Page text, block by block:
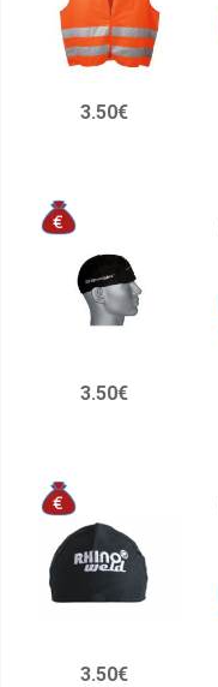
3.50€
3.50€
3.50€